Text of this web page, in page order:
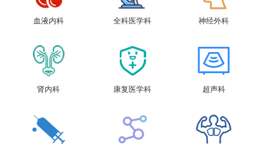
血液内科 全科医学科 神经外科
肾内科 康复医学科 超声科